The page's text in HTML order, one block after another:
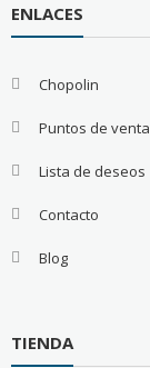
ENLACES
Chopolin
Puntos de venta
Lista de deseos
Contacto
Blog
TIENDA